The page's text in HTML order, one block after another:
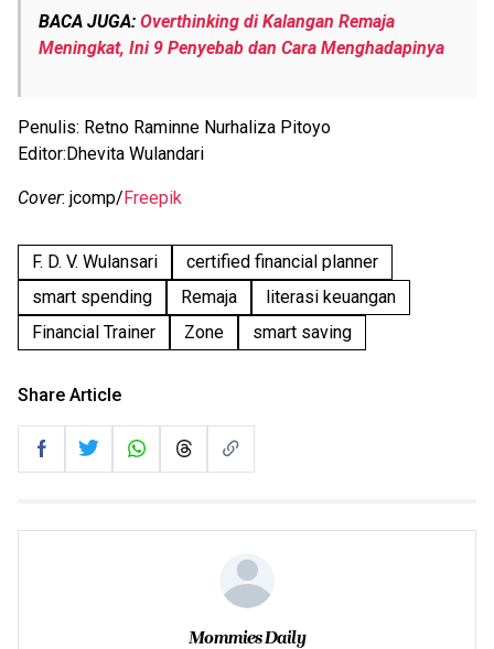
BACA JUGA: Overthinking di Kalangan Remaja
Meningkat, Ini 9 Penyebab dan Cara Menghadapinya
Penulis: Retno Raminne Nurhaliza Pitoyo
Editor:Dhevita Wulandari
Cover: jcomp/Freepik
F. D. V. Wulansari
certified financial planner
smart spending
Remaja
literasi keuangan
Financial Trainer
Zone smart saving
Share Article
Mommies Daily